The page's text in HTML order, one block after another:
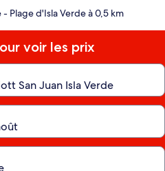
Plage d'Isla Verde à 0,5 km
voir les prix